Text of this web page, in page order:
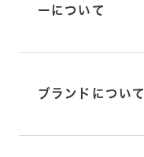
ーについて
ブランドについて